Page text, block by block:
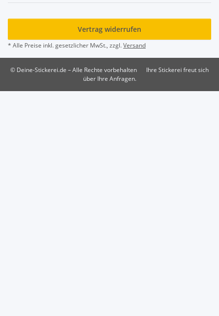
Vertrag widerrufen
* Alle Preise inkl. gesetzlicher MwSt., zzgl.Versand
© Deine-Stickerei.de – Alle Rechte vorbehalten
Ihre Stickerei freut sich
über Ihre Anfragen.